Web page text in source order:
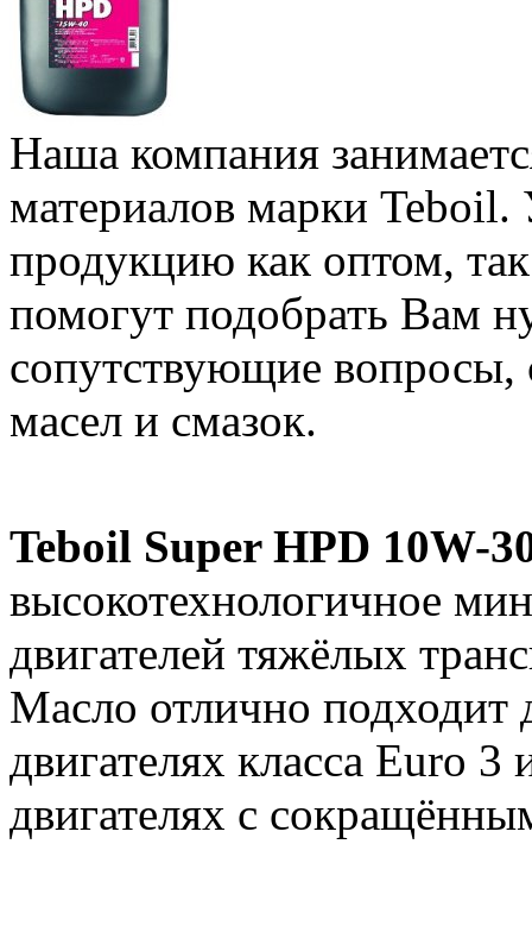
Наша компания
материалов марки
продукцию как оптом,
помогут подобрать Вам
сопутствующие вопросы,
масел и смазок.
Teboil Super HPD 10W-
высокотехнологичное
двигателей тяжёлых
Масло отлично подходит
двигателях класса Euro
двигателях с